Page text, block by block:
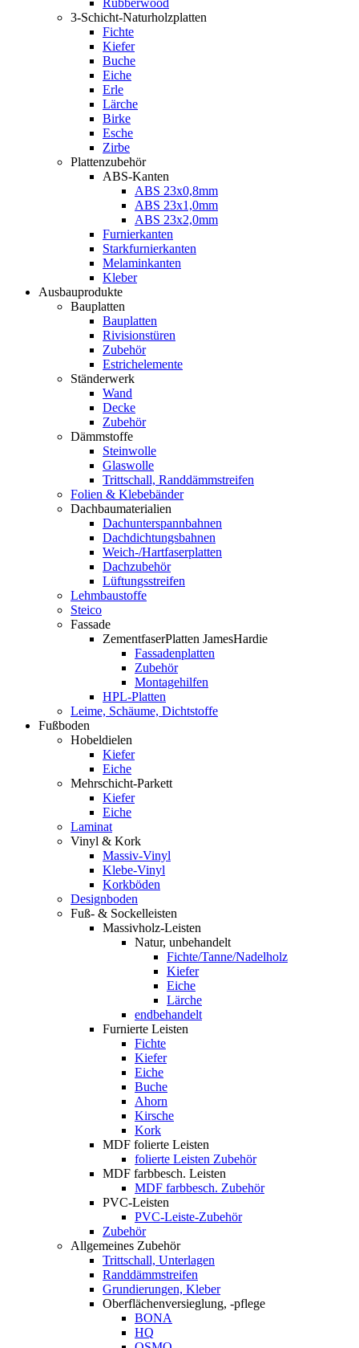
Rubberwood
3-Schicht-Naturholzplatten
Fichte
Kiefer
Buche
Eiche
Erle
Lärche
Birke
Esche
Zirbe
Plattenzubehör
ABS-Kanten
ABS 23x0,8mm
ABS 23x1,0mm
ABS 23x2,0mm
Furnierkanten
Starkfurnierkanten
Melaminkanten
Kleber
Ausbauprodukte
Bauplatten
Bauplatten
Rivisionstüren
Zubehör
Estrichelemente
Ständerwerk
Wand
Decke
Zubehör
Dämmstoffe
Steinwolle
Glaswolle
Trittschall, Randdämmstreifen
Folien & Klebebänder
Dachbaumaterialien
Dachunterspannbahnen
Dachdichtungsbahnen
Weich-/Hartfaserplatten
Dachzubehör
Lüftungsstreifen
Lehmbaustoffe
Steico
Fassade
ZementfaserPlatten JamesHardie
Fassadenplatten
Zubehör
Montagehilfen
HPL-Platten
Leime, Schäume, Dichtstoffe
Fußboden
Hobeldielen
Kiefer
Eiche
Mehrschicht-Parkett
Kiefer
Eiche
Laminat
Vinyl & Kork
Massiv-Vinyl
Klebe-Vinyl
Korkböden
Designboden
Fuß- & Sockelleisten
Massivholz-Leisten
Natur, unbehandelt
Fichte/Tanne/Nadelholz
Kiefer
Eiche
Lärche
endbehandelt
Furnierte Leisten
Fichte
Kiefer
Eiche
Buche
Ahorn
Kirsche
Kork
MDF folierte Leisten
folierte Leisten Zubehör
MDF farbbesch. Leisten
MDF farbbesch. Zubehör
PVC-Leisten
PVC-Leiste-Zubehör
Zubehör
Allgemeines Zubehör
Trittschall, Unterlagen
Randdämmstreifen
Grundierungen, Kleber
Oberflächenversieglung, -pflege
BONA
HQ